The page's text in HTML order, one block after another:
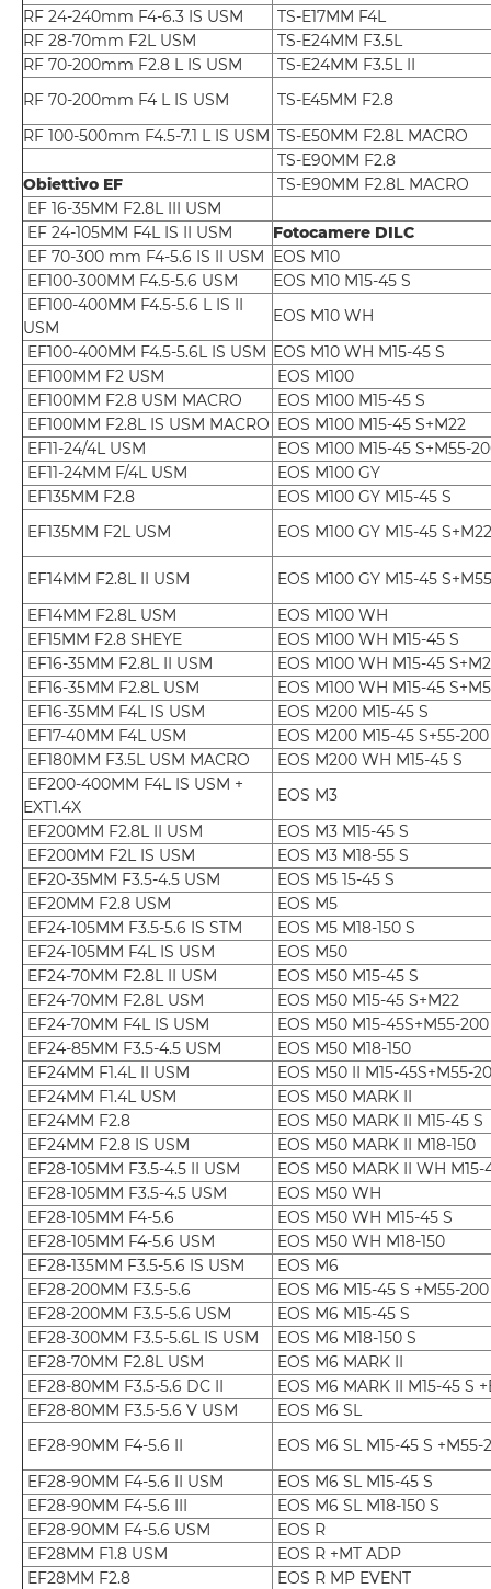
RF 24-240mm F4-6.3 IS USM
TS-E17MM F4L
RF 28-70mm F2L USM
TS-E24MM F3.5L
RF 70-200mm F2.8 L IS USM
TS-E24MM F3.5L II
RF 70-200mm F4 L IS USM
TS-E45MM F2.8
RF 100-500mm F4.5-7.1 L IS USM TS-E50MM F2.8L MACRO
TS-E90MM F2.8
Obiettivo EF
TS-E90MM F2.8L MACRO
EF 16-35MM F2.8L III USM
EF 24-105MM F4L IS II USM
Fotocamere DILC
EF 70-300 mm F4-5.6 IS II USM EOS M10
EF100-300MM F4.5-5.6 USM
EOS M10 M15-45 S
EF100-400MM F4.5-5.6 L IS II
USM
EOS M10 WH
EF100-400MM F4.5-5.6L IS USM EOS M10 WH M15-45 S
EF100MM F2 USM
EOS M100
EF100MM F2.8 USM MACRO
EOS M100 M15-45 S
EF100MM F2.8L IS USM MACRO EOS M100 M15-45 S+M22
EF11-24/4L USM
EOS M100 M15-45 S+M55-
EF11-24MM F/4L USM
EOS M100 GY
EF135MM F2.8
EOS M100 GY M15-45 S
EF135MM F2L USM
EOS M100 GY M15-45
EF14MM F2.8L II USM
EOS M100 GY M15-45
EF14MM F2.8L USM
EOS M100 WH
EF15MM F2.8 SHEYE
EOS M100 WH M15-45 S
EF16-35MM F2.8L II USM
EOS M100 WH M15-45
EF16-35MM F2.8L USM
EOS M100 WH M15-45
EF16-35MM F4L IS USM
EOS M200 M15-45 S
EF17-40MM F4L USM
EOS M200 M15-45 S+55-
EF180MM F3.5L USM MACRO
EOS M200 WH M15-45 S
EF200-400MM F4L IS USM +
EXT1.4X
EOS M3
EF200MM F2.8L II USM
EOS M3 M15-45 S
EF200MM F2L IS USM
EOS M3 M18-55 S
EF20-35MM F3.5-4.5 USM
EOS M5 15-45 S
EF20MM F2.8 USM
EOS M5
EF24-105MM F3.5-5.6 IS STM
EOS M5 M18-150 S
EF24-105MM F4L IS USM
EOS M50
EF24-70MM F2.8L II USM
EOS M50 M15-45 S
EF24-70MM F2.8L USM
EOS M50 M15-45 S+M22
EF24-70MM F4L IS USM
EOS M50 M15-45S+M55-
EF24-85MM F3.5-4.5 USM
EOS M50 M18-150
EF24MM F1.4L II USM
EOS M50 II M15-45S+M55-
EF24MM F1.4L USM
EOS M50 MARK II
EF24MM F2.8
EOS M50 MARK II M15-45 S
EF24MM F2.8 IS USM
EOS M50 MARK II M18-150
EF28-105MM F3.5-4.5 II USM
EOS M50 MARK II WH
EF28-105MM F3.5-4.5 USM
EOS M50 WH
EF28-105MM F4-5.6
EOS M50 WH M15-45 S
EF28-105MM F4-5.6 USM
EOS M50 WH M18-150
EF28-135MM F3.5-5.6 IS USM
EOS M6
EF28-200MM F3.5-5.6
EOS M6 M15-45 S +M55-
EF28-200MM F3.5-5.6 USM
EOS M6 M15-45 S
EF28-300MM F3.5-5.6L IS USM
EOS M6 M18-150 S
EF28-70MM F2.8L USM
EOS M6 MARK II
EF28-80MM F3.5-5.6 DC II
EOS M6 MARK II M15-45 S
EF28-80MM F3.5-5.6 V USM
EOS M6 SL
EF28-90MM F4-5.6 II
EOS M6 SL M15-45 S
EF28-90MM F4-5.6 II USM
EOS M6 SL M15-45 S
EF28-90MM F4-5.6 III
EOS M6 SL M18-150 S
EF28-90MM F4-5.6 USM
EOS R
EF28MM F1.8 USM
EOS R +MT ADP
EF28MM F2.8
EOS R MP EVENT